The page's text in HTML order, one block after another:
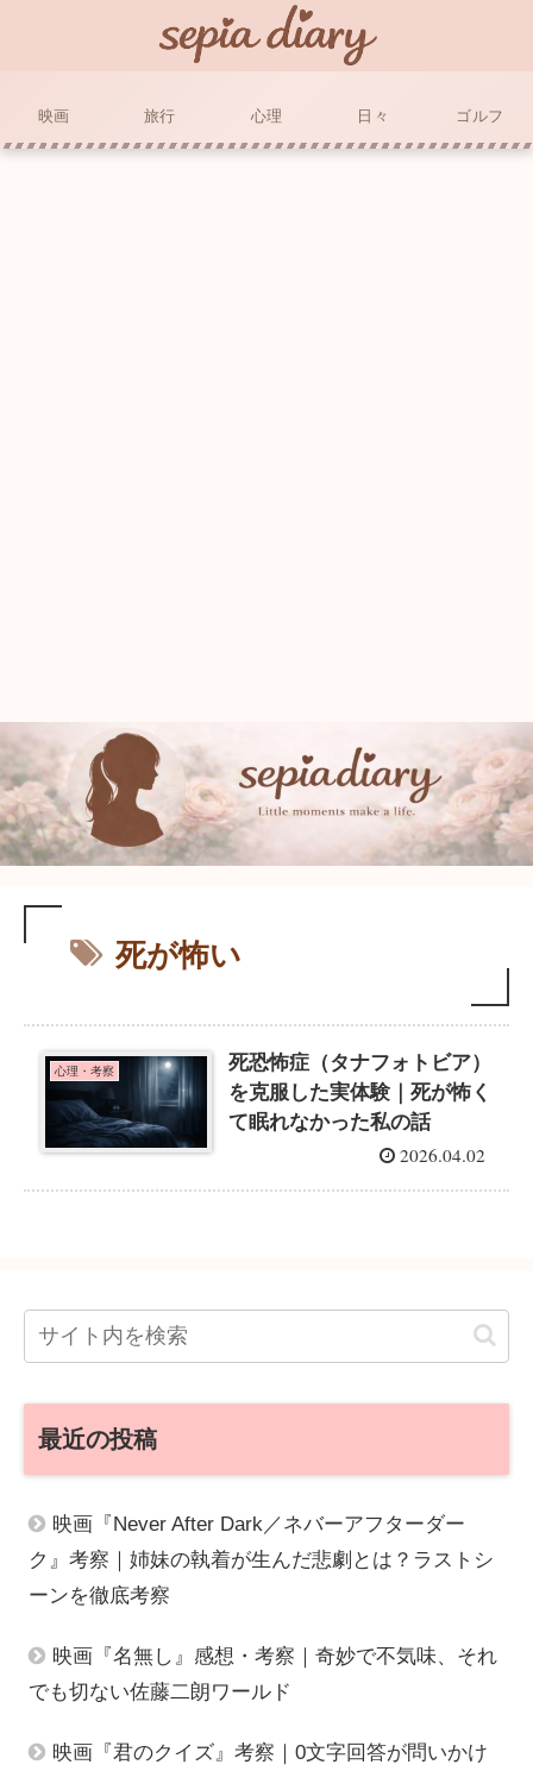
映画 旅行 心理 日々 ゴルフ
死が怖い
心理・考察
死恐怖症（タナフォトビア）
を克服した実体験｜死が怖く
て眠れなかった私の話
2026.04.02
最近の投稿
映画『Never After Dark／ネバーアフターダー
ク』考察｜姉妹の執着が生んだ悲劇とは？ラストシ
ーンを徹底考察
映画『名無し』感想・考察｜奇妙で不気味、それ
でも切ない佐藤二朗ワールド
映画『君のクイズ』考察｜0文字回答が問いかけ